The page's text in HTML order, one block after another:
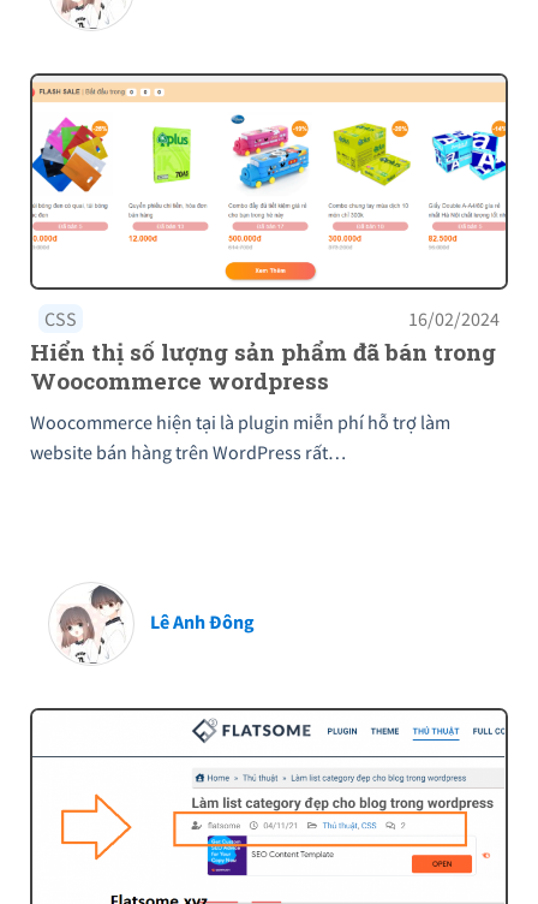
CSS 16/02/2024
Hiển thị số lượng sản phẩm đã bán trong
Woocommerce wordpress
Woocommerce hiện tại là plugin miễn phí hỗ trợ làm
website bán hàng trên WordPress rất…
Lê Anh Đông